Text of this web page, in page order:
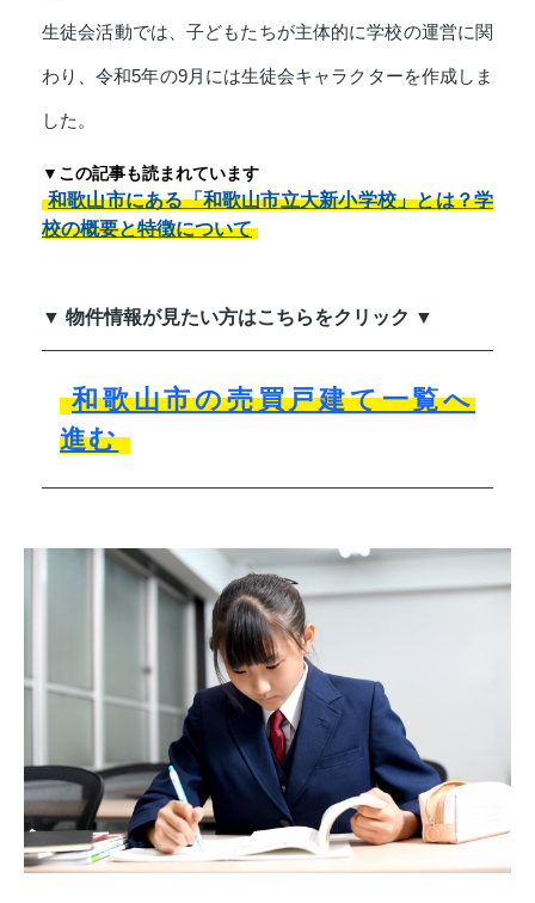
生徒会活動では、子どもたちが主体的に学校の運営に関
わり、令和5年の9月には生徒会キャラクターを作成しま
した。
▼この記事も読まれています
和歌山市にある「和歌山市立大新小学校」とは？学
校の概要と特徴について
▼ 物件情報が見たい方はこちらをクリック ▼
和歌山市の売買戸建て一覧へ
進む